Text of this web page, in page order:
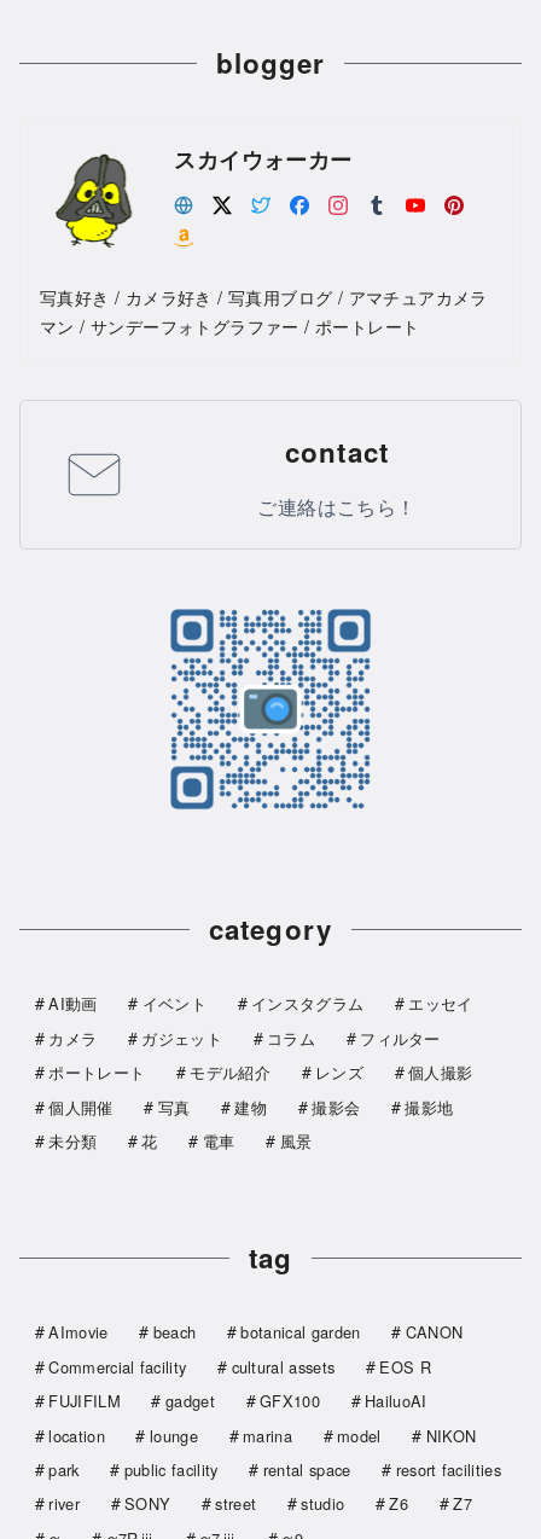
blogger
スカイウォーカー
写真好き / カメラ好き / 写真用ブログ / アマチュアカメラ
マン / サンデーフォトグラファー / ポートレート
contact
ご連絡はこちら！
category
AI動画 イベント インスタグラム
エッセイ
カメラ
ガジェット コラム
フィルター
ポートレート
モデル紹介 レンズ
個人撮影
個人開催
写真 建物 撮影会
撮影地
未分類
花 電車 風景
tag
AImovie beach botanical garden
CANON
Commercial facility
cultural assets
EOS R
FUJIFILM
gadget GFX100
HailuoAI
location
lounge marina model
NIKON
park
public facility rental space
resort facilities
river
SONY street studio Z6
Z7